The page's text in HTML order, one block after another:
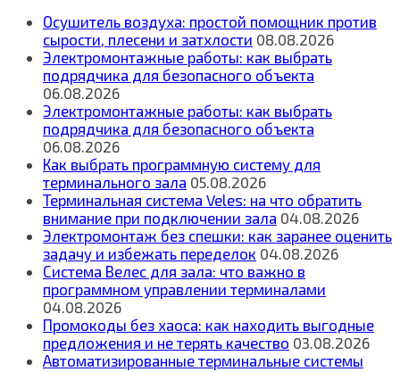
Осушитель воздуха: простой помощник против
сырости, плесени и затхлости 08.08.2026
Электромонтажные работы: как выбрать
подрядчика для безопасного объекта
06.08.2026
Электромонтажные работы: как выбрать
подрядчика для безопасного объекта
06.08.2026
Как выбрать программную систему для
терминального зала 05.08.2026
Терминальная система Veles: на что обратить
внимание при подключении зала 04.08.2026
Электромонтаж без спешки: как заранее оценить
задачу и избежать переделок 04.08.2026
Система Велес для зала: что важно в
программном управлении терминалами
04.08.2026
Промокоды без хаоса: как находить выгодные
предложения и не терять качество 03.08.2026
Автоматизированные терминальные системы